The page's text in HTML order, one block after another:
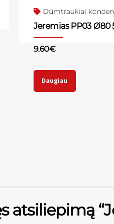
Dūmtraukiai
Jeremias PP03 Ø80
9.60€
Daugiau
atsiliepimą